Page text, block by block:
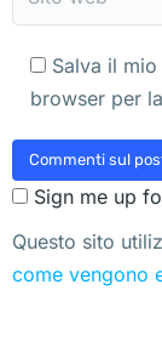
Salva il
browser per
Commenti sul
Sign me up
Questo sito
come vengono